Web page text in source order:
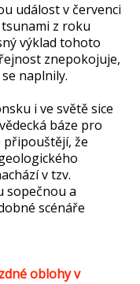
událost v červenci
z roku
výklad tohoto
znepokojuje,
naplnily.
i ve světě sice
báze pro
připouštějí, že
v tzv.
sopečnou a
scénáře
oblohy v